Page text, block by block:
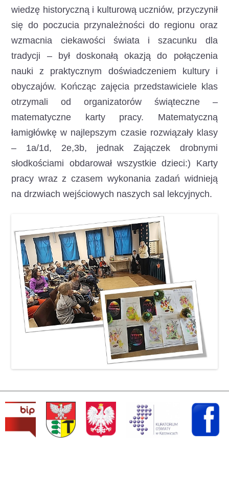
wiedzę historyczną i kulturową uczniów, przyczynił
się do poczucia przynależności do regionu oraz
wzmacnia ciekawości świata i szacunku dla
tradycji – był doskonałą okazją do połączenia
nauki z praktycznym doświadczeniem kultury i
obyczajów. Kończąc zajęcia przedstawiciele klas
otrzymali od organizatorów świąteczne –
matematyczne karty pracy. Matematyczną
łamigłówkę w najlepszym czasie rozwiązały klasy
– 1a/1d, 2e,3b, jednak Zajączek drobnymi
słodkościami obdarował wszystkie dzieci:) Karty
pracy wraz z czasem wykonania zadań widnieją
na drzwiach wejściowych naszych sal lekcyjnych.